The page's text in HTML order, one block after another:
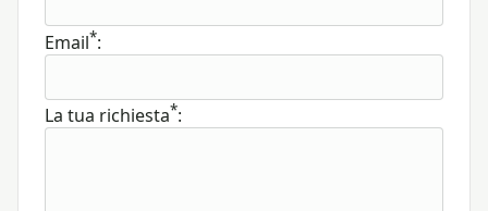
Email*:
La tua richiesta*: